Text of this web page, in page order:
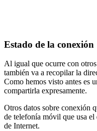
Estado de la conexión
Al igual que ocurre con
también va a recopilar la
Como hemos visto antes es
compartirla expresamente.
Otros datos sobre conexión
de telefonía móvil que usa
de Internet.